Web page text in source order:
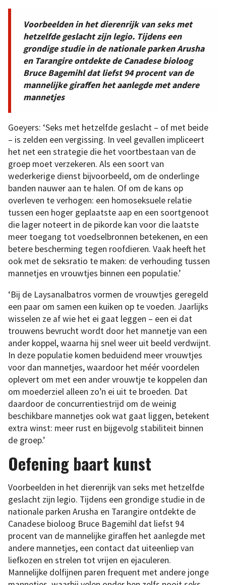
Voorbeelden in het dierenrijk van seks met
hetzelfde geslacht zijn legio. Tijdens een
grondige studie in de nationale parken Arusha
en Tarangire ontdekte de Canadese bioloog
Bruce Bagemihl dat liefst 94 procent van de
mannelijke giraffen het aanlegde met andere
mannetjes
Goeyers: ‘Seks met hetzelfde geslacht – of met beide
– is zelden een vergissing. In veel gevallen impliceert
het net een strategie die het voortbestaan van de
groep moet verzekeren. Als een soort van
wederkerige dienst bijvoorbeeld, om de onderlinge
banden nauwer aan te halen. Of om de kans op
overleven te verhogen: een homoseksuele relatie
tussen een hoger geplaatste aap en een soortgenoot
die lager noteert in de pikorde kan voor die laatste
meer toegang tot voedselbronnen betekenen, en een
betere bescherming tegen roofdieren. Vaak heeft het
ook met de seksratio te maken: de verhouding tussen
mannetjes en vrouwtjes binnen een populatie.’
‘Bij de Laysanalbatros vormen de vrouwtjes geregeld
een paar om samen een kuiken op te voeden. Jaarlijks
wisselen ze af wie het ei gaat leggen – een ei dat
trouwens bevrucht wordt door het mannetje van een
ander koppel, waarna hij snel weer uit beeld verdwijnt.
In deze populatie komen beduidend meer vrouwtjes
voor dan mannetjes, waardoor het méér voordelen
oplevert om met een ander vrouwtje te koppelen dan
om moederziel alleen zo’n ei uit te broeden. Dat
daardoor de concurrentiestrijd om de weinig
beschikbare mannetjes ook wat gaat liggen, betekent
extra winst: meer rust en bijgevolg stabiliteit binnen
de groep.’
Oefening baart kunst
Voorbeelden in het dierenrijk van seks met hetzelfde
geslacht zijn legio. Tijdens een grondige studie in de
nationale parken Arusha en Tarangire ontdekte de
Canadese bioloog Bruce Bagemihl dat liefst 94
procent van de mannelijke giraffen het aanlegde met
andere mannetjes, een contact dat uiteenliep van
liefkozen en strelen tot vrijen en ejaculeren.
Mannelijke dolfijnen paren frequent met andere jonge